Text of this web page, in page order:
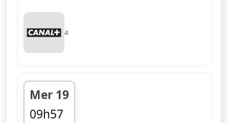
4
Mer 19
09h57